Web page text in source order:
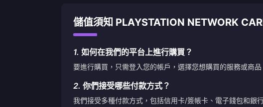
儲值須知 PLAYSTATION NETWORK
1. 如何在我們的平台上進行購買？
要進行購買，只需登入您的帳戶，選擇您想購買的服務或商
2. 你們接受哪些付款方式？
我們接受多種付款方式，包括信用卡/簽帳卡、電子錢包和銀